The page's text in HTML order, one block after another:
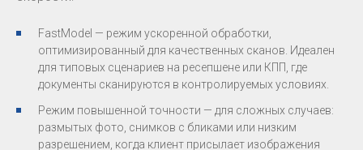
FastModel — режим ускоренной обработки,
оптимизированный для качественных сканов. Идеален
для типовых сценариев на ресепшене или КПП, где
документы сканируются в контролируемых условиях.
Режим повышенной точности — для сложных случаев:
размытых фото, снимков с бликами или низким
разрешением, когда клиент присылает изображения